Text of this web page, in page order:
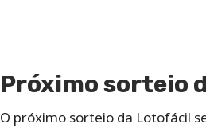
Próximo sorteio
O próximo sorteio da Lotofácil